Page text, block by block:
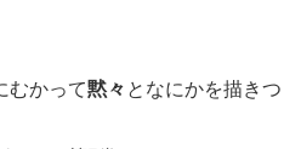
むかって黙々 となにかを描きつ